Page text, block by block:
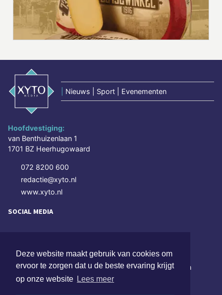
Deze website maakt gebruik van cookies om
ervoor te zorgen dat u de beste ervaring krijgt
op onze website Lees meer
Nieuws | Sport | Evenementen
Hoofdvestiging:
van Benthuizenlaan 1
1701 BZ Heerhugowaard
072 8200 600
redactie@xyto.nl
www.xyto.nl
SOCIAL MEDIA
NIEUWSBRIEF AANMELDEN
Schrijf je in voor onze nieuwsbrief en krijg wekelijks een
samenvatting van alle gebeurtenissen uit jouw regio.